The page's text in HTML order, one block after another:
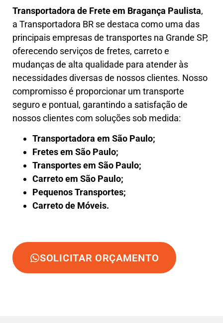
Transportadora de Frete em Bragança Paulista,
a Transportadora BR se destaca como uma das
principais empresas de transportes na Grande SP,
oferecendo serviços de fretes, carreto e
mudanças de alta qualidade para atender às
necessidades diversas de nossos clientes. Nosso
compromisso é proporcionar um transporte
seguro e pontual, garantindo a satisfação de
nossos clientes com soluções sob medida:
Transportadora em São Paulo;
Fretes em São Paulo;
Transportes em São Paulo;
Carreto em São Paulo;
Pequenos Transportes;
Carreto de Móveis.
SOLICITAR ORÇAMENTO